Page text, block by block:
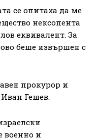
се опитаха да ме
нексопента
еквивалент. За
беше извършен с
прокурор и
Гешев.
военно и